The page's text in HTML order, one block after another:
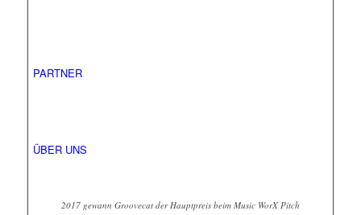
PARTNER
ÜBER UNS
2017 gewann Groovecat der Hauptpreis beim Music WorX Pitch